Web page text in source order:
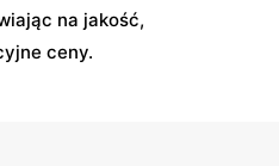
na jakość,
ceny.